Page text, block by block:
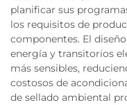
planificar sus
los requisitos de
componentes. El
energía y transitorios
más sensibles,
costosos de
de sellado ambiental